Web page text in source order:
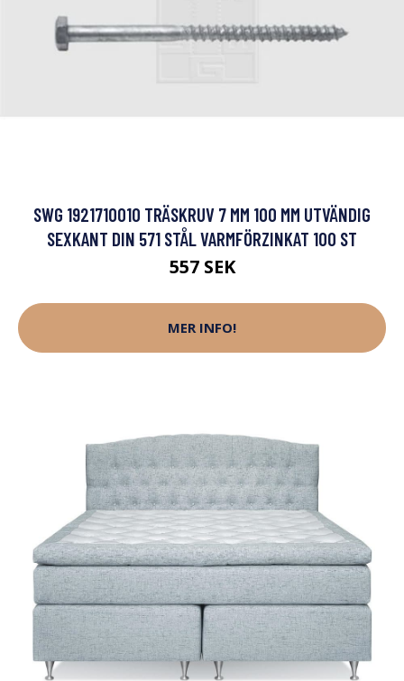
SWG 1921710010 TRÄSKRUV 7 MM 100 MM UTVÄNDIG
SEXKANT DIN 571 STÅL VARMFÖRZINKAT 100 ST
557 SEK
MER INFO!